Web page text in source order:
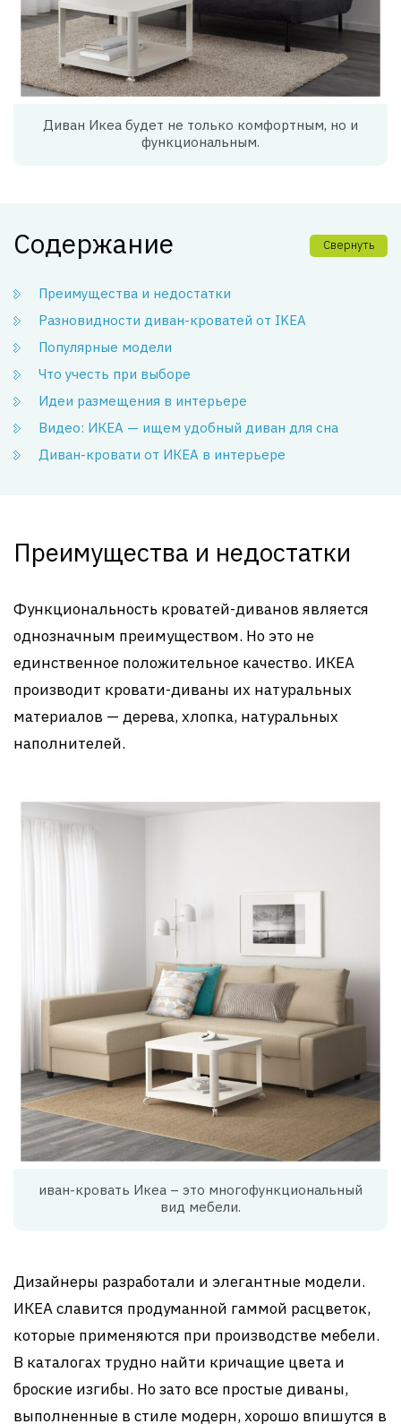
Диван Икеа будет не только комфортным, но и
функциональным.
Содержание Свернуть
Преимущества и недостатки
Разновидности диван-кроватей от IKEA
Популярные модели
Что учесть при выборе
Идеи размещения в интерьере
Видео: ИКЕА — ищем удобный диван для сна
Диван-кровати от ИКЕА в интерьере
Преимущества и недостатки
Функциональность кроватей-диванов является
однозначным преимуществом. Но это не
единственное положительное качество. ИКЕА
производит кровати-диваны их натуральных
материалов — дерева, хлопка, натуральных
наполнителей.
иван-кровать Икеа – это многофункциональный
вид мебели.
Дизайнеры разработали и элегантные модели.
ИКЕА славится продуманной гаммой расцветок,
которые применяются при производстве мебели.
В каталогах трудно найти кричащие цвета и
броские изгибы. Но зато все простые диваны,
выполненные в стиле модерн, хорошо впишутся в